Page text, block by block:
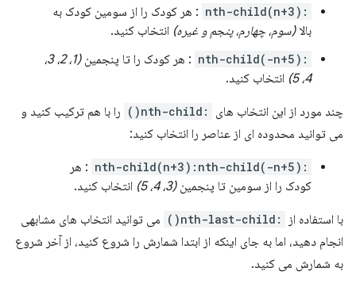
:nth-child(n+3)
: هر کودک را از سومین کودک به
بالا(سوم، چهارم، پنجم و غیره) انتخاب کنید.
:nth-child(-n+5) : هر کودک را تا پنجمین
(1، 2، 3،
4، 5)
انتخاب کنید.
چند مورد از این انتخاب های :nth-child()
را با هم ترکیب کنید و
می توانید محدوده ای از عناصر را انتخاب کنید:
:nth-child(n+3):nth-child(-n+5)
: هر
کودک را از سومین تا پنجمین(3، 4، 5) انتخاب کنید.
با استفاده از :nth-last-child()
می توانید انتخاب های مشابهی
انجام دهید، اما به جای اینکه از ابتدا شمارش را شروع کنید، از آخر شروع
به شمارش می کنید.